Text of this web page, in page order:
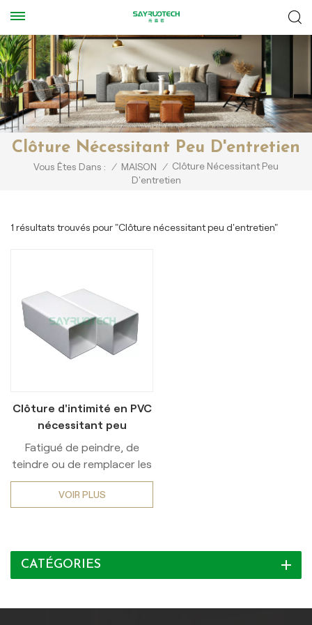
Clôture Nécessitant Peu D'entretien
Vous Êtes Dans : / MAISON / Clôture Nécessitant Peu
D'entretien
1 résultats trouvés pour "Clôture nécessitant peu d'entretien"
Clôture d'intimité en PVC
nécessitant peu
d'entretien pour
l'extérieur
Fatigué de peindre, de
teindre ou de remplacer les
clôtures en bois pourries ?
Découvrez la beauté
pour une durabilité
exceptionnelle, notre
VOIR PLUS
CATÉGORIES